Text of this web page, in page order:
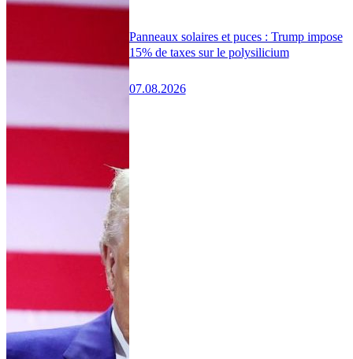
Panneaux solaires et puces : Trump impose
15% de taxes sur le polysilicium
07.08.2026